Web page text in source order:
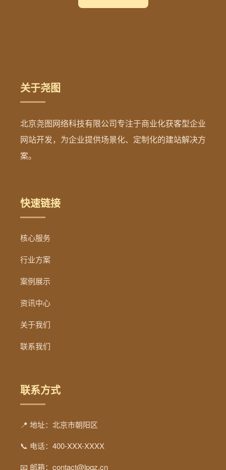
关于尧图
北京尧图网络科技有限公司专注于商业化获客型企业
网站开发，为企业提供场景化、定制化的建站解决方
案。
快速链接
核心服务
行业方案
案例展示
资讯中心
关于我们
联系我们
联系方式
📍 地址：北京市朝阳区
📞 电话：400-XXX-XXXX
📧 邮箱：contact@lpqz.cn